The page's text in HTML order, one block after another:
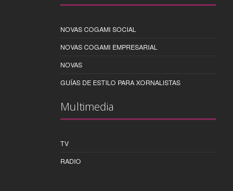
NOVAS COGAMI SOCIAL
NOVAS COGAMI EMPRESARIAL
NOVAS
GUÍAS DE ESTILO PARA XORNALISTAS
Multimedia
TV
RADIO